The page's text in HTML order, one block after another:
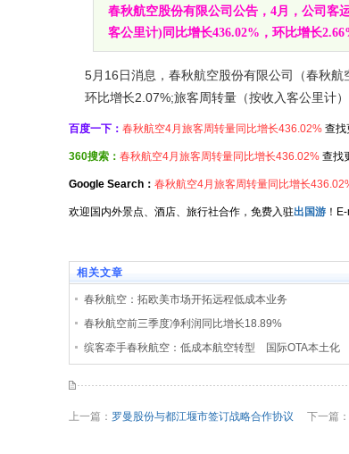
春秋航空股份有限公司公告，4月，公司客
客公里计)同比增长436.02%，环比增长
5月16日消息，春秋航空股份有限公司（春秋
环比增长2.07%;旅客周转量（按收入客公里计
百度一下： 春秋航空4月旅客周转量同比增长436.02% 查找
360搜索： 春秋航空4月旅客周转量同比增长436.02% 查找
Google Search： 春秋航空4月旅客周转量同比增长
欢迎国内外景点、酒店、旅行社合作，免费入驻出国游 ！
相关文章
春秋航空：拓欧美市场开拓远程低成本业务
春秋航空前三季度净利润同比增长18.89%
缤客牵手春秋航空：低成本航空转型 国际OTA本土化
上一篇： 罗曼股份与都江堰市签订战略合作协议 下一篇：